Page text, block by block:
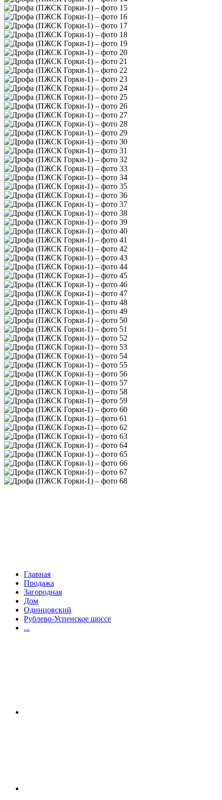
Главная
Продажа
Загородная
Дом
Одинцовский
Рублево-Успенское шоссе
...